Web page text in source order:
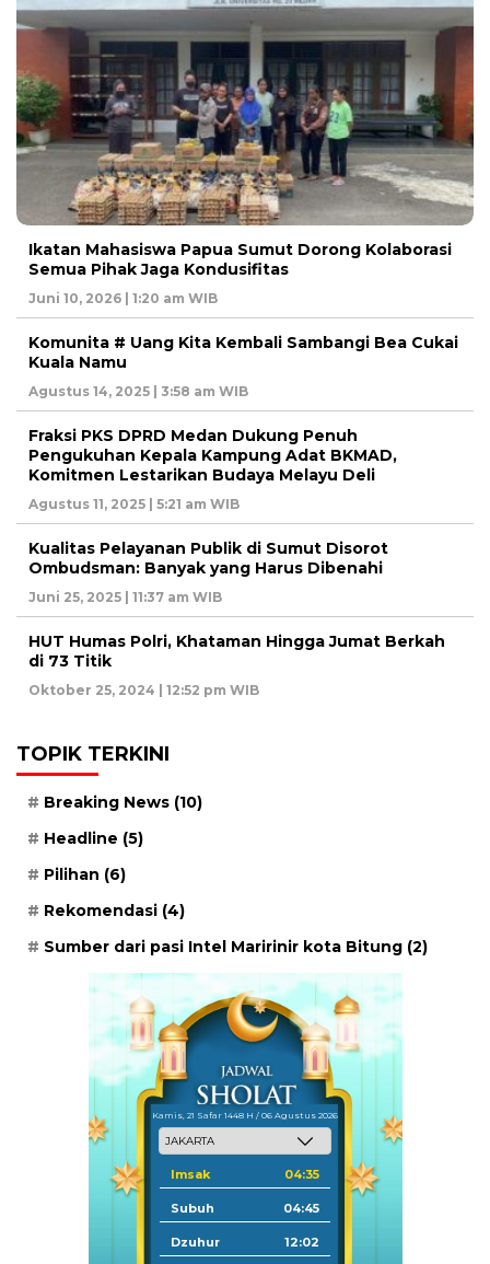
Ikatan Mahasiswa Papua Sumut Dorong Kolaborasi
Semua Pihak Jaga Kondusifitas
Juni 10, 2026 | 1:20 am WIB
Komunita # Uang Kita Kembali Sambangi Bea Cukai
Kuala Namu
Agustus 14, 2025 | 3:58 am WIB
Fraksi PKS DPRD Medan Dukung Penuh
Pengukuhan Kepala Kampung Adat BKMAD,
Komitmen Lestarikan Budaya Melayu Deli
Agustus 11, 2025 | 5:21 am WIB
Kualitas Pelayanan Publik di Sumut Disorot
Ombudsman: Banyak yang Harus Dibenahi
Juni 25, 2025 | 11:37 am WIB
HUT Humas Polri, Khataman Hingga Jumat Berkah
di 73 Titik
Oktober 25, 2024 | 12:52 pm WIB
TOPIK TERKINI
Breaking News (10)
Headline (5)
Pilihan (6)
Rekomendasi (4)
Sumber dari pasi Intel Maririnir kota Bitung (2)
Kamis, 21 Safar 1448 H / 06 Agustus 2026
Imsak 04:35
Subuh 04:45
Dzuhur 12:02